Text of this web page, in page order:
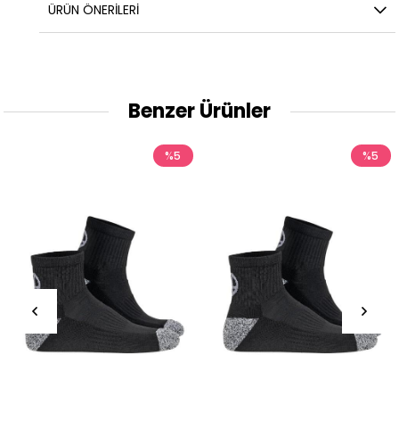
ÜRÜN ÖNERILERI
Benzer Ürünler
%5 %5